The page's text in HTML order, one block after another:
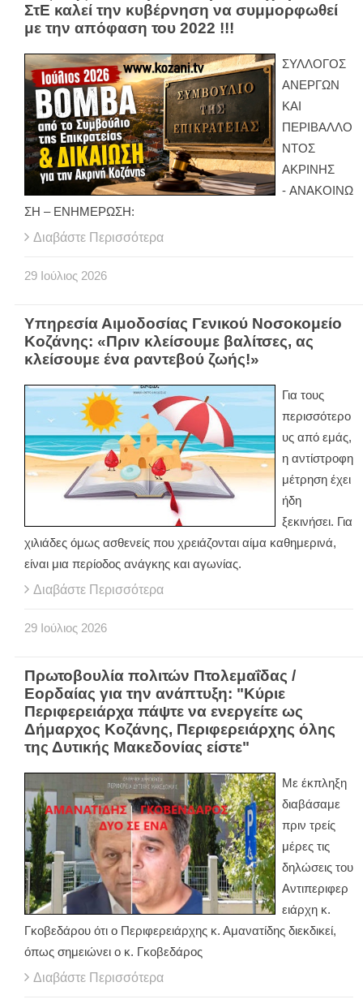
ΣτΕ καλεί την κυβέρνηση να συμμορφωθεί
με την απόφαση του 2022 !!!
ΣΥΛΛΟΓΟΣ
ΑΝΕΡΓΩΝ
ΚΑΙ
ΠΕΡΙΒΑΛΛΟ
ΝΤΟΣ
ΑΚΡΙΝΗΣ
- ΑΝΑΚΟΙΝΩ
ΣΗ – ΕΝΗΜΕΡΩΣΗ:
Διαβάστε Περισσότερα
29 Ιούλιος 2026
Υπηρεσία Αιμοδοσίας Γενικού Νοσοκομείο
Κοζάνης: «Πριν κλείσουμε βαλίτσες, ας
κλείσουμε ένα ραντεβού ζωής!»
Για τους
περισσότερο
υς από εμάς,
η αντίστροφη
μέτρηση έχει
ήδη
ξεκινήσει. Για
χιλιάδες όμως ασθενείς που χρειάζονται αίμα καθημερινά,
είναι μια περίοδος ανάγκης και αγωνίας.
Διαβάστε Περισσότερα
29 Ιούλιος 2026
Πρωτοβουλία πολιτών Πτολεμαΐδας /
Εορδαίας για την ανάπτυξη: "Κύριε
Περιφερειάρχα πάψτε να ενεργείτε ως
Δήμαρχος Κοζάνης, Περιφερειάρχης όλης
της Δυτικής Μακεδονίας είστε"
Με έκπληξη
διαβάσαμε
πριν τρείς
μέρες τις
δηλώσεις του
Αντιπεριφερ
ειάρχη κ.
Γκοβεδάρου ότι ο Περιφερειάρχης κ. Αμανατίδης διεκδικεί,
όπως σημειώνει ο κ. Γκοβεδάρος
Διαβάστε Περισσότερα